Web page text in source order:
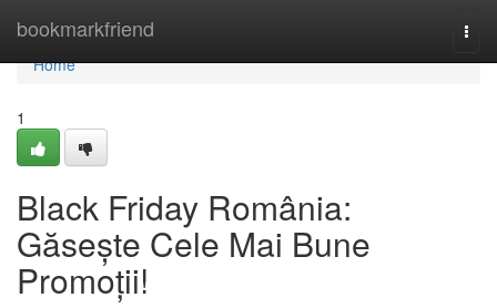
bookmarkfriend
Home
Home
1
Black Friday România:
Găsește Cele Mai Bune
Promoții!